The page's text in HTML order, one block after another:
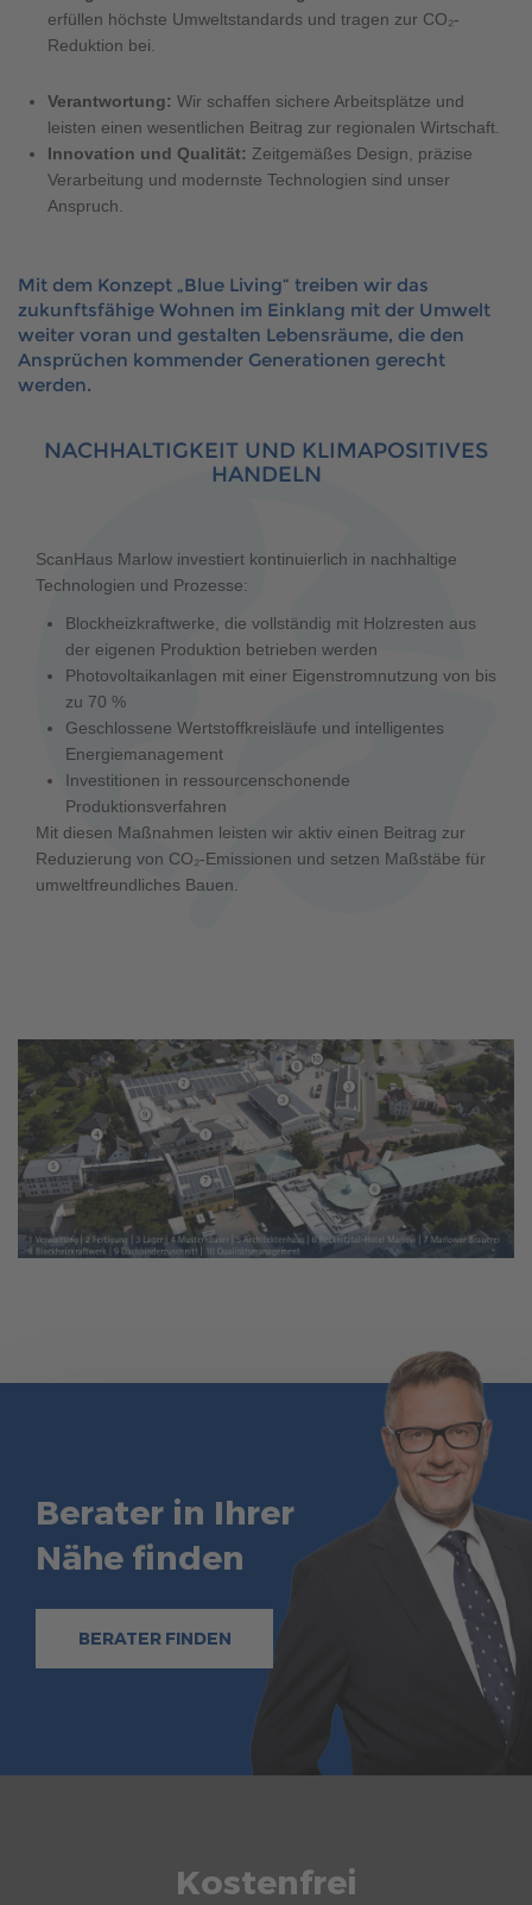
erfüllen höchste Umweltstandards und tragen zur CO₂-
Reduktion bei.
Verantwortung: Wir schaffen sichere Arbeitsplätze und
leisten einen wesentlichen Beitrag zur regionalen Wirtschaft.
Innovation und Qualität: Zeitgemäßes Design, präzise
Verarbeitung und modernste Technologien sind unser
Anspruch.
Mit dem Konzept „Blue Living“ treiben wir das
zukunftsfähige Wohnen im Einklang mit der Umwelt
weiter voran und gestalten Lebensräume, die den
Ansprüchen kommender Generationen gerecht
werden.
NACHHALTIGKEIT UND KLIMAPOSITIVES
HANDELN
ScanHaus Marlow investiert kontinuierlich in nachhaltige
Technologien und Prozesse:
Blockheizkraftwerke, die vollständig mit Holzresten aus
der eigenen Produktion betrieben werden
Photovoltaikanlagen mit einer Eigenstromnutzung von bis
zu 70 %
Geschlossene Wertstoffkreisläufe und intelligentes
Energiemanagement
Investitionen in ressourcenschonende
Produktionsverfahren
Mit diesen Maßnahmen leisten wir aktiv einen Beitrag zur
Reduzierung von CO₂-Emissionen und setzen Maßstäbe für
umweltfreundliches Bauen.
Berater in Ihrer
Nähe finden
BERATER FINDEN
Kostenfrei